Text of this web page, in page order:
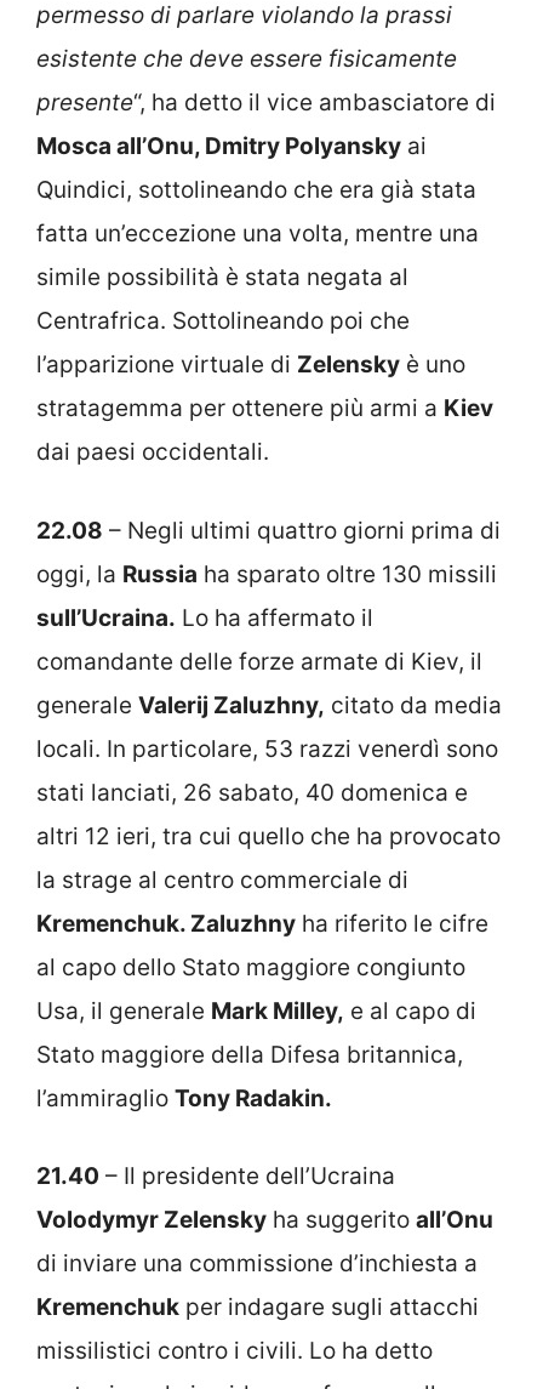
permesso di parlare violando la prassi
esistente che deve essere fisicamente
presente“, ha detto il vice ambasciatore di
Mosca all’Onu, Dmitry Polyansky ai
Quindici, sottolineando che era già stata
fatta un’eccezione una volta, mentre una
simile possibilità è stata negata al
Centrafrica. Sottolineando poi che
l’apparizione virtuale di Zelensky è uno
stratagemma per ottenere più armi a Kiev
dai paesi occidentali.
22.08 – Negli ultimi quattro giorni prima di
oggi, la Russia ha sparato oltre 130 missili
sull’Ucraina. Lo ha affermato il
comandante delle forze armate di Kiev, il
generale Valerij Zaluzhny, citato da media
locali. In particolare, 53 razzi venerdì sono
stati lanciati, 26 sabato, 40 domenica e
altri 12 ieri, tra cui quello che ha provocato
la strage al centro commerciale di
Kremenchuk. Zaluzhny ha riferito le cifre
al capo dello Stato maggiore congiunto
Usa, il generale Mark Milley, e al capo di
Stato maggiore della Difesa britannica,
l’ammiraglio Tony Radakin.
21.40 – Il presidente dell’Ucraina
Volodymyr Zelensky ha suggerito all’Onu
di inviare una commissione d’inchiesta a
Kremenchuk per indagare sugli attacchi
missilistici contro i civili. Lo ha detto